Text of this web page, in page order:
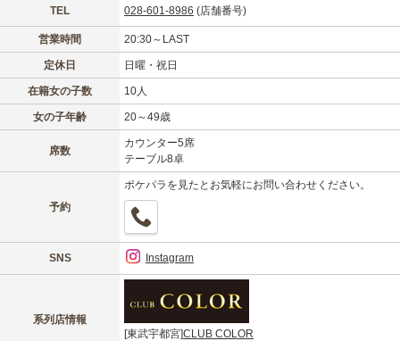
TEL 028-601-8986 (店舗番号)
営業時間 20:30～LAST
定休日 日曜・祝日
在籍女の子数 10人
女の子年齢 20～49歳
席数
カウンター5席
テーブル8卓
予約
ポケパラを見たとお気軽にお問い合わせください。
SNS Instagram
系列店情報
[東武宇都宮]CLUB COLOR